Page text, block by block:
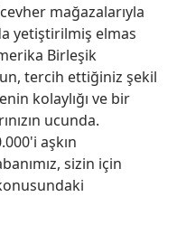
mağazalarıyla
yetiştirilmiş elmas
Birleşik
tercih ettiğiniz şekil
kolaylığı ve bir
ucunda.
aşkın
sizin için